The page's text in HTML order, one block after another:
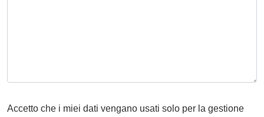
Accetto che i miei dati vengano usati solo per la gestione